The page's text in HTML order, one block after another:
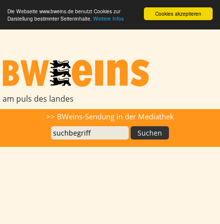
Cookies akzeptieren
Die Webseite www.bweins.de benutzt Cookies zur
Darstellung bestimmter Seiteninhalte. Weitere Infos
am puls des landes
>> BWeins-Sendung in der Mediathek